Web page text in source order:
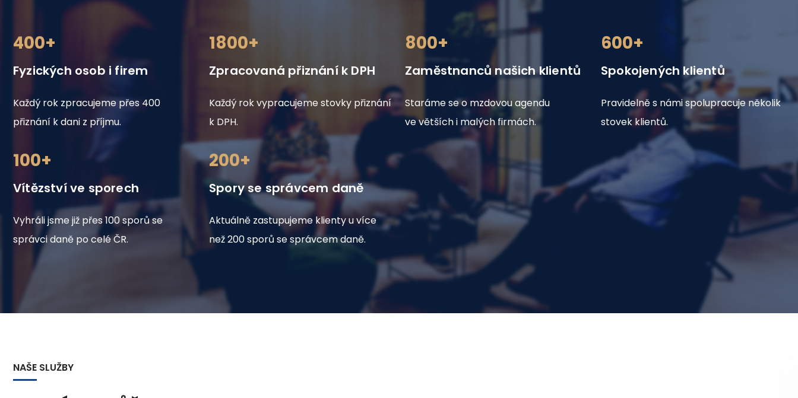
400+
Fyzických osob i firem
Každý rok zpracujeme přes 400
přiznání k dani z příjmu.
1800+
Zpracovaná přiznání k DPH
Každý rok vypracujeme stovky přiznání
k DPH.
800+
Zaměstnanců našich klientů
Staráme se o mzdovou agendu
ve větších i malých firmách.
600+
Spokojených klientů
Pravidelně s námi spolupracuje několik
stovek klientů.
100+
Vítězství ve sporech
Vyhráli jsme již přes 100 sporů se
správci daně po celé ČR.
200+
Spory se správcem daně
Aktuálně zastupujeme klienty u více
než 200 sporů se správcem daně.
NAŠE SLUŽBY